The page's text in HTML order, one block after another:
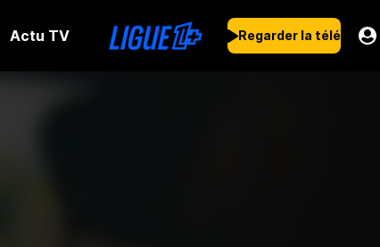
Actu TV Regarder la télé